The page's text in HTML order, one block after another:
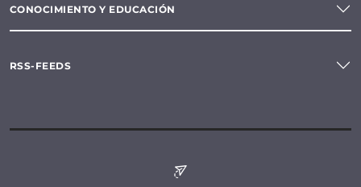
CONOCIMIENTO Y EDUCACIÓN
RSS-FEEDS